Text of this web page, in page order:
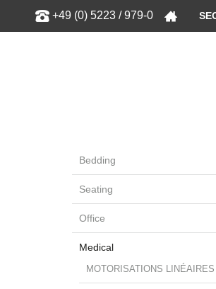
+49 (0) 5223 / 979-0
Bedding
Seating
Office
Medical
MOTORISATIONS LINÉAIRES